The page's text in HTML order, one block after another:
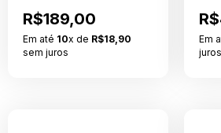
R$189,00
Em até 10x de R$18,90
sem juros
Em
juros